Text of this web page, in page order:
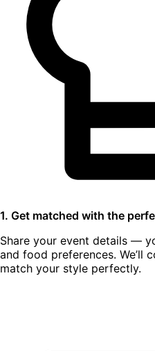
1. Get matched with the
Share your event details —
and food preferences. We’ll
match your style perfectly.